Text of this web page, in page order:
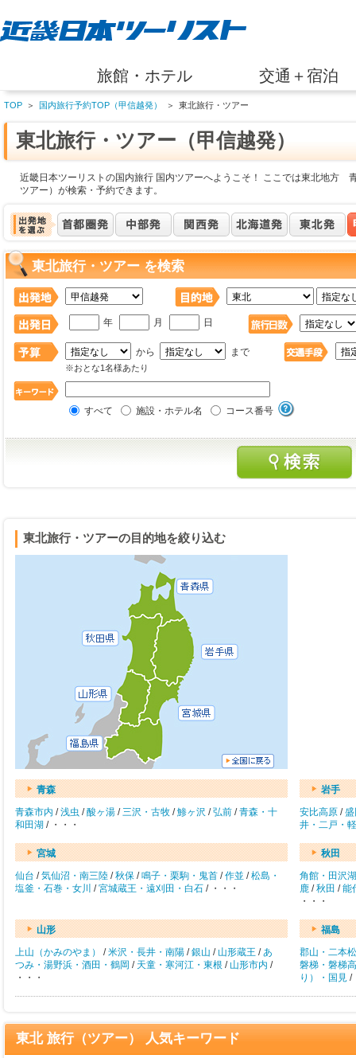
旅館・ホテル 交通＋宿泊
TOP ＞ 国内旅行予約TOP（甲信越発） ＞ 東北旅行・ツアー
東北旅行・ツアー（甲信越発）
近畿日本ツーリストの国内旅行 国内ツアーへようこそ！ ここでは東北地方
ツアー）が検索・予約できます。
東北旅行・ツアー を検索
年 月 日
から まで
※おとな1名様あたり
すべて 施設・ホテル名 コース番号
東北旅行・ツアーの目的地を絞り込む
青森
青森市内 /浅虫 /酸ヶ湯 /三沢・古牧 /鯵ヶ沢 /弘前 /青森・十
和田湖 / ・・・
岩手
安比高原 /
井・二戸・
宮城
仙台 /気仙沼・南三陸 /秋保 /鳴子・栗駒・鬼首 /作並 /松島・
塩釜・石巻・女川 /宮城蔵王・遠刈田・白石 / ・・・
秋田
角館・田沢
鹿 /秋田 /能
・・・
山形
上山（かみのやま）
/米沢・長井・南陽 /銀山 / 山形蔵王 /あ
つみ・湯野浜・酒田・鶴岡 / 天童・寒河江・東根 / 山形市内 /
・・・
福島
郡山・二本松
磐梯・磐梯
り）・国見 /
東北 旅行（ツアー） 人気キーワード